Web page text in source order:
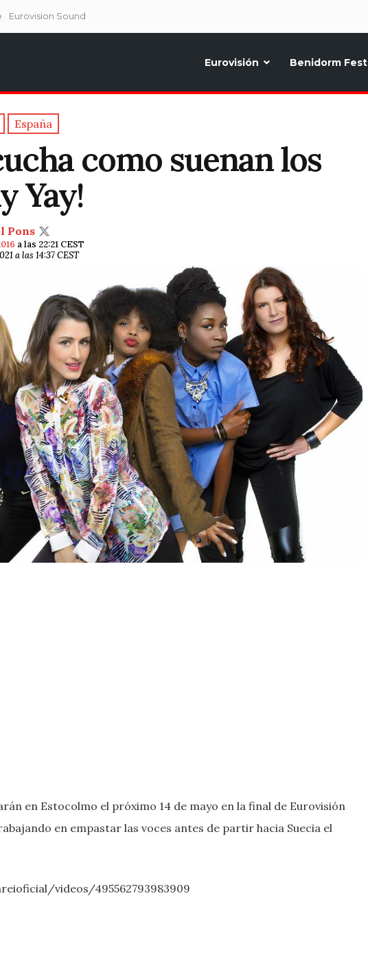
Eurovision Sound
Eurovisión Benidorm Fest
España
como suenan los
Yay!
Pons
a las 22:21 CEST
a las 14:37 CEST
en Estocolmo el próximo 14 de mayo en la final de Eurovisión
en empastar las voces antes de partir hacia Suecia el
videos/495562793983909